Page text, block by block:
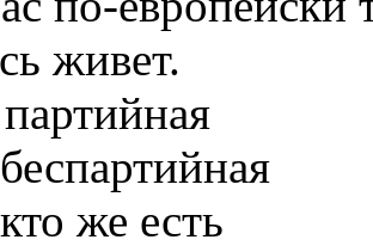
живет.
же есть